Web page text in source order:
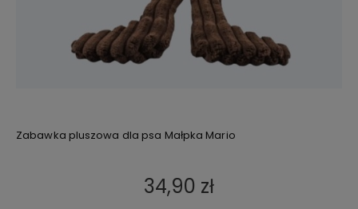
Zabawka pluszowa dla psa Małpka Mario
34,90 zł